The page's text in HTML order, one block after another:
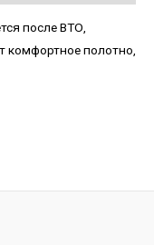
после ВТО,
комфортное полотно,